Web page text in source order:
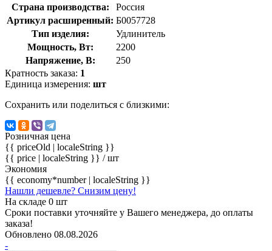
Страна производства:
Россия
Артикул расширенный: Б0057728
Тип изделия:
Удлинитель
Мощность, Вт:
2200
Напряжение, В:
250
Кратность заказа: 1
Единица измерения: шт
Сохранить или поделиться с близкими:
Розничная цена
{{ priceOld | localeString }}
{{ price | localeString }} / шт
Экономия
{{ economy*number | localeString }}
Нашли дешевле? Снизим цену!
На складе 0 шт
Сроки поставки уточняйте у Вашего менеджера, до оплаты
заказа!
Обновлено 08.08.2026
-